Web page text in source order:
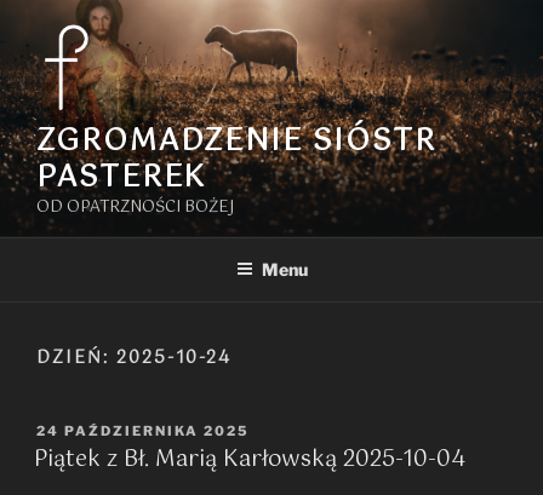
Przejdź
treści
ZGROMADZENIE SIÓSTR
PASTEREK
OD OPATRZNOŚCI BOŻEJ
Menu
DZIEŃ: 2025-10-24
OPUBLIKOWANE
W
24 PAŹDZIERNIKA 2025
Piątek z Bł. Marią Karłowską 2025-10-04